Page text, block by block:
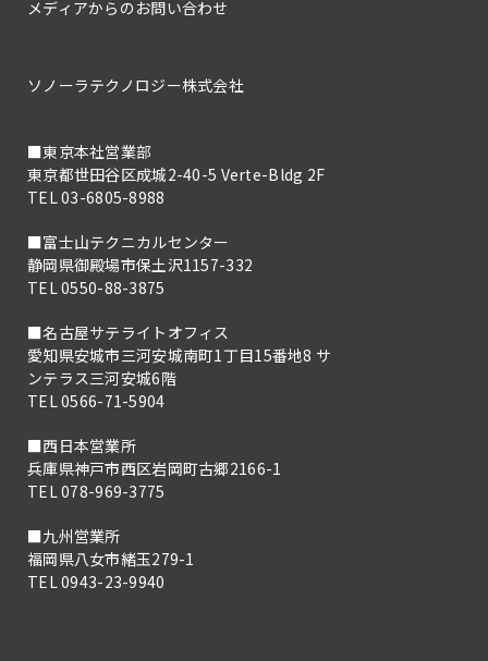
メディアからのお問い合わせ
ソノーラテクノロジー株式会社
■東京本社営業部
東京都世田谷区成城2-40-5 Verte-Bldg 2F
TEL 03-6805-8988
■富士山テクニカルセンター
静岡県御殿場市保土沢1157-332
TEL 0550-88-3875
■名古屋サテライトオフィス
愛知県安城市三河安城南町1丁目15番地8 サ
ンテラス三河安城6階
TEL 0566-71-5904
■西日本営業所
兵庫県神戸市西区岩岡町古郷2166-1
TEL 078-969-3775
■九州営業所
福岡県八女市緒玉279-1
TEL 0943-23-9940